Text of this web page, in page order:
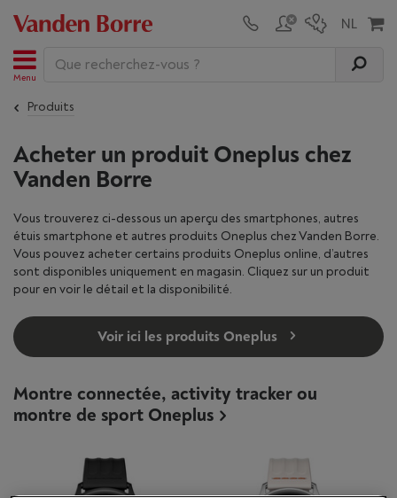
Menu
Produits
Acheter un produit Oneplus chez
Vanden Borre
Vous trouverez ci-dessous un aperçu des smartphones, autres
étuis smartphone et autres produits Oneplus chez Vanden Borre.
Vous pouvez acheter certains produits Oneplus online, d’autres
sont disponibles uniquement en magasin. Cliquez sur un produit
pour en voir le détail et la disponibilité.
Voir ici les produits Oneplus
Montre connectée, activity tracker ou
montre de sport Oneplus